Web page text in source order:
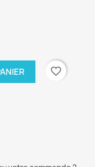
favorite_border